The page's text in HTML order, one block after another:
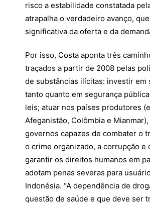
risco a estabilidade constatada
atrapalha o verdadeiro avanço,
significativa da oferta e da
Por isso, Costa aponta três
traçados a partir de 2008 pelas
de substâncias ilícitas: investir em
tanto quanto em segurança
leis; atuar nos países produtores
Afeganistão, Colômbia e
governos capazes de combater o
o crime organizado, a corrupção e
garantir os direitos humanos em
adotam penas severas para
Indonésia. “A dependência de
questão de saúde e que deve ser